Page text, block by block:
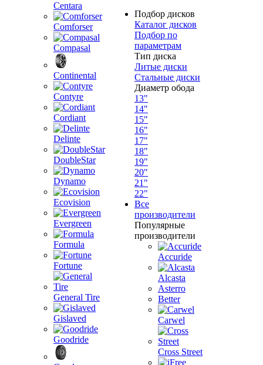
Centara
Comforser
Compasal
Continental
Contyre
Cordiant
Delinte
DoubleStar
Dynamo
Ecovision
Evergreen
Formula
Fortune
General Tire
Gislaved
Goodride
Подбор дисков
Каталог дисков
Подбор по
параметрам
Тип диска
Литые диски
Стальные диски
Диаметр обода
13"
14"
15"
16"
17"
18"
19"
20"
21"
22"
Все
производители
Популярные
производители
Accuride
Alcasta
Asterro
Better
Carwel
Cross Street